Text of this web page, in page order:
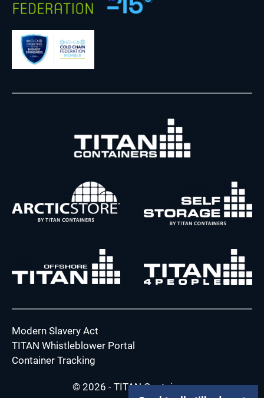
Modern Slavery Act
TITAN Whistleblower Portal
Container Tracking
© 2026 - TITAN Containers